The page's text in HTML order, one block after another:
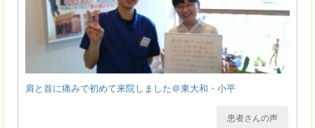
肩と首に痛みで初めて来院しました＠東大和・小平
患者さんの声